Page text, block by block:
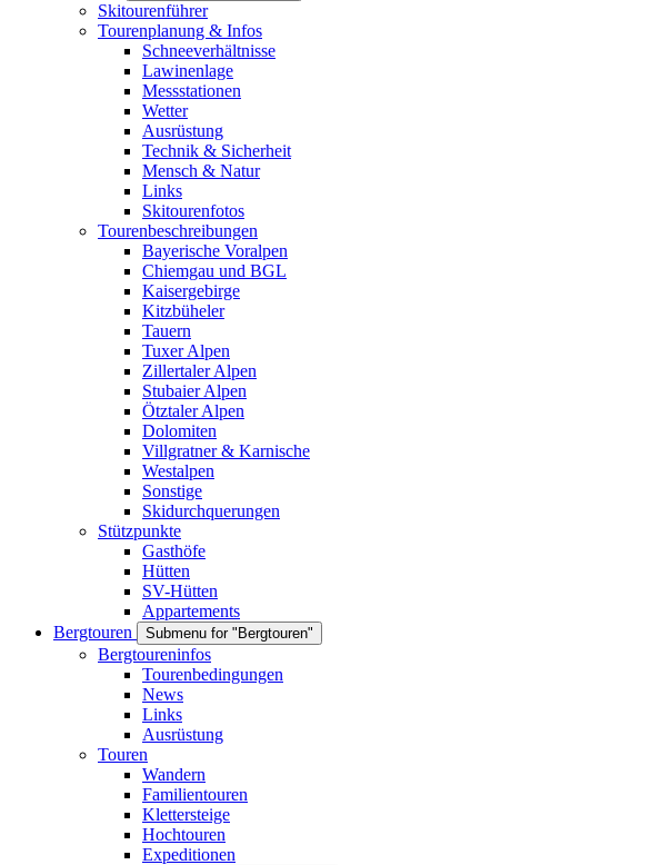
Skitourenführer
Tourenplanung & Infos
Schneeverhältnisse
Lawinenlage
Messstationen
Wetter
Ausrüstung
Technik & Sicherheit
Mensch & Natur
Links
Skitourenfotos
Tourenbeschreibungen
Bayerische Voralpen
Chiemgau und BGL
Kaisergebirge
Kitzbüheler
Tauern
Tuxer Alpen
Zillertaler Alpen
Stubaier Alpen
Ötztaler Alpen
Dolomiten
Villgratner & Karnische
Westalpen
Sonstige
Skidurchquerungen
Stützpunkte
Gasthöfe
Hütten
SV-Hütten
Appartements
Bergtouren
Submenu for "Bergtouren"
Bergtoureninfos
Tourenbedingungen
News
Links
Ausrüstung
Touren
Wandern
Familientouren
Klettersteige
Hochtouren
Expeditionen